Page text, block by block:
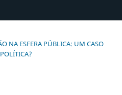
NA ESFERA PÚBLICA: UM CASO